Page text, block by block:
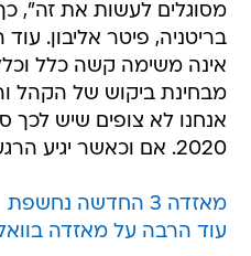
מסוגלים לעשות את זה",
בריטניה, פיטר אליבון.
מבחינת ביקוש של הקהל
אנחנו לא צופים שיש לכך
2020. אם וכאשר יגיע הרגע, נכריז על כך רשמית".
מאזדה 3 החדשה נחשפת
עוד הרבה על מאזדה